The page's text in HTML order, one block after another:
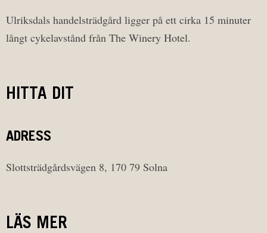
Ulriksdals handelsträdgård ligger på ett cirka 15 minuter
långt cykelavstånd från The Winery Hotel.
HITTA DIT
ADRESS
Slottsträdgårdsvägen 8, 170 79 Solna
LÄS MER